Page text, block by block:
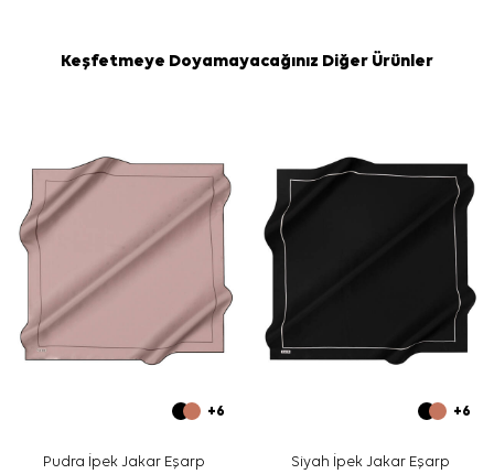
Keşfetmeye Doyamayacağınız Diğer Ürünler
+6
Pudra İpek Jakar Eşarp
+6
Siyah İpek Jakar Eşarp